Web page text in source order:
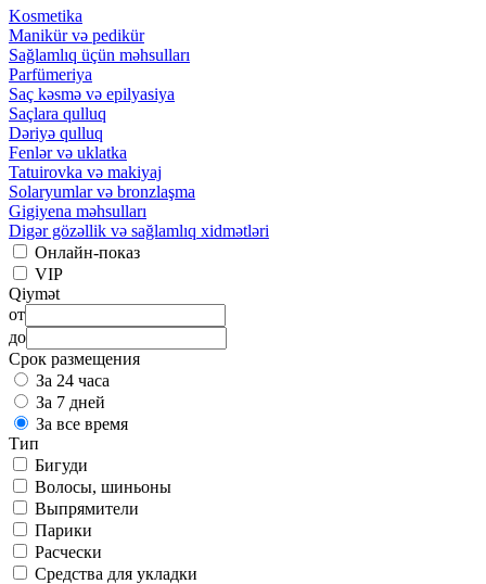
Kosmetika
Manikür və pedikür
Sağlamlıq üçün məhsulları
Parfümeriya
Saç kəsmə və epilyasiya
Saçlara qulluq
Dəriyə qulluq
Fenlər və uklatka
Tatuirovka və makiyaj
Solaryumlar və bronzlaşma
Gigiyena məhsulları
Digər gözəllik və sağlamlıq xidmətləri
Онлайн-показ
VIP
Qiymət
от
до
Срок размещения
За 24 часа
За 7 дней
За все время
Тип
Бигуди
Волосы, шиньоны
Выпрямители
Парики
Расчески
Средства для укладки